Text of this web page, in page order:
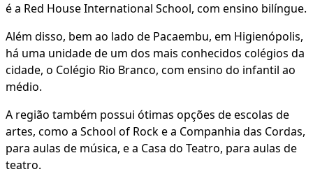
é a Red House International School, com ensino bilíngue.
Além disso, bem ao lado de Pacaembu, em Higienópolis,
há uma unidade de um dos mais conhecidos colégios da
cidade, o Colégio Rio Branco, com ensino do infantil ao
médio.
A região também possui ótimas opções de escolas de
artes, como a School of Rock e a Companhia das Cordas,
para aulas de música, e a Casa do Teatro, para aulas de
teatro.